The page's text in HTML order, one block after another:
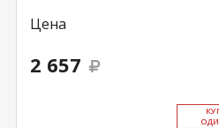
Цена
2 657